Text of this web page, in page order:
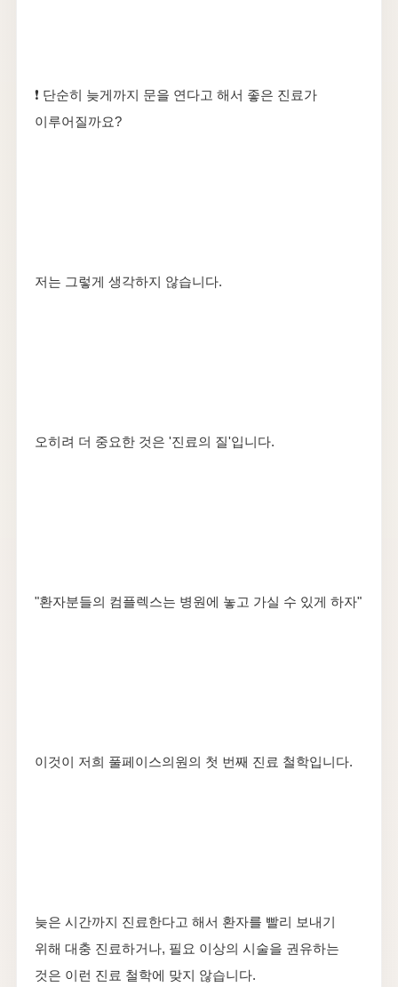
❗ 단순히 늦게까지 문을 연다고 해서 좋은 진료가
이루어질까요?
저는 그렇게 생각하지 않습니다.
오히려 더 중요한 것은 '진료의 질'입니다.
"환자분들의 컴플렉스는 병원에 놓고 가실 수 있게 하자"
이것이 저희 풀페이스의원의 첫 번째 진료 철학입니다.
늦은 시간까지 진료한다고 해서 환자를 빨리 보내기
위해 대충 진료하거나, 필요 이상의 시술을 권유하는
것은 이런 진료 철학에 맞지 않습니다.